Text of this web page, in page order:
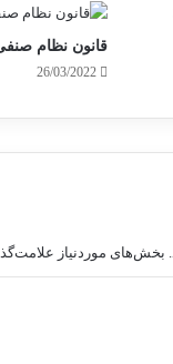
قانون نظام صنفی
26/03/2022
بخش‌های موردنیاز